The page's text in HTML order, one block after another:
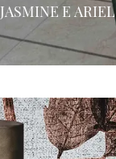
JASMINE E ARIEL